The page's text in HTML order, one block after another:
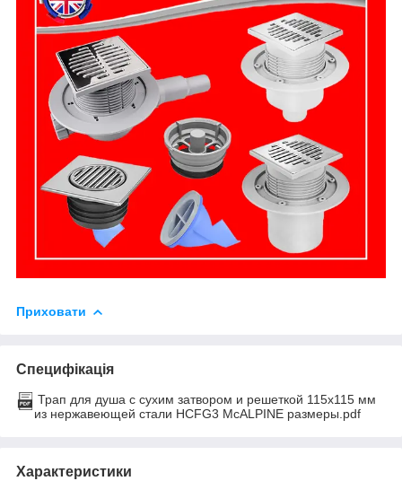
Приховати
Специфікація
Трап для душа с сухим затвором и решеткой 115х115 мм
из нержавеющей стали HCFG3 McALPINE размеры.pdf
Характеристики